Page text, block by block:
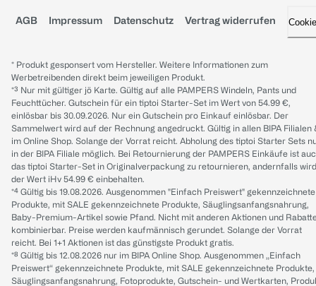
AGB Impressum Datenschutz Vertrag widerrufen
* Produkt gesponsert vom Hersteller. Weitere Informationen zum
Werbetreibenden direkt beim jeweiligen Produkt.
*³ Nur mit gültiger jö Karte. Gültig auf alle PAMPERS Windeln, Pants und
Feuchttücher. Gutschein für ein tiptoi Starter-Set im Wert von 54.99 €,
einlösbar bis 30.09.2026. Nur ein Gutschein pro Einkauf einlösbar. Der
Sammelwert wird auf der Rechnung angedruckt. Gültig in allen BIPA Filialen
im Online Shop. Solange der Vorrat reicht. Abholung des tiptoi Starter Sets
in der BIPA Filiale möglich. Bei Retournierung der PAMPERS Einkäufe ist
das tiptoi Starter-Set in Originalverpackung zu retournieren, andernfalls wird
der Wert iHv 54.99 € einbehalten.
*⁴ Gültig bis 19.08.2026. Ausgenommen "Einfach Preiswert" gekennzeichnete
Produkte, mit SALE gekennzeichnete Produkte, Säuglingsanfangsnahrung,
Baby-Premium-Artikel sowie Pfand. Nicht mit anderen Aktionen und
kombinierbar. Preise werden kaufmännisch gerundet. Solange der Vorrat
reicht. Bei 1+1 Aktionen ist das günstigste Produkt gratis.
*⁸ Gültig bis 12.08.2026 nur im BIPA Online Shop. Ausgenommen „Einfach
Preiswert“ gekennzeichnete Produkte, mit SALE gekennzeichnete Produkte,
Säuglingsanfangsnahrung, Fotoprodukte, Gutschein- und Wertkarten,